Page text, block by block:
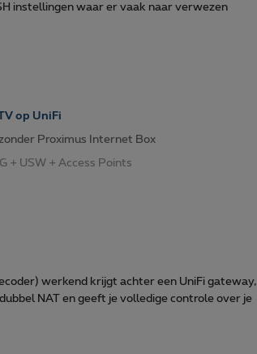
instellingen waar er vaak naar verwezen
op UniFi
Proximus Internet Box
+ USW + Access Points
werkend krijgt achter een UniFi gateway,
NAT en geeft je volledige controle over je